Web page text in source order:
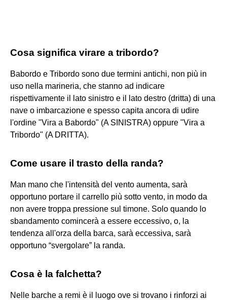
Cosa significa virare a tribordo?
Babordo e Tribordo sono due termini antichi, non più in
uso nella marineria, che stanno ad indicare
rispettivamente il lato sinistro e il lato destro (dritta) di una
nave o imbarcazione e spesso capita ancora di udire
l'ordine "Vira a Babordo" (A SINISTRA) oppure "Vira a
Tribordo" (A DRITTA).
Come usare il trasto della randa?
Man mano che l'intensità del vento aumenta, sarà
opportuno portare il carrello più sotto vento, in modo da
non avere troppa pressione sul timone. Solo quando lo
sbandamento comincerà a essere eccessivo, o, la
tendenza all'orza della barca, sarà eccessiva, sarà
opportuno “svergolare” la randa.
Cosa è la falchetta?
Nelle barche a remi è il luogo ove si trovano i rinforzi ai